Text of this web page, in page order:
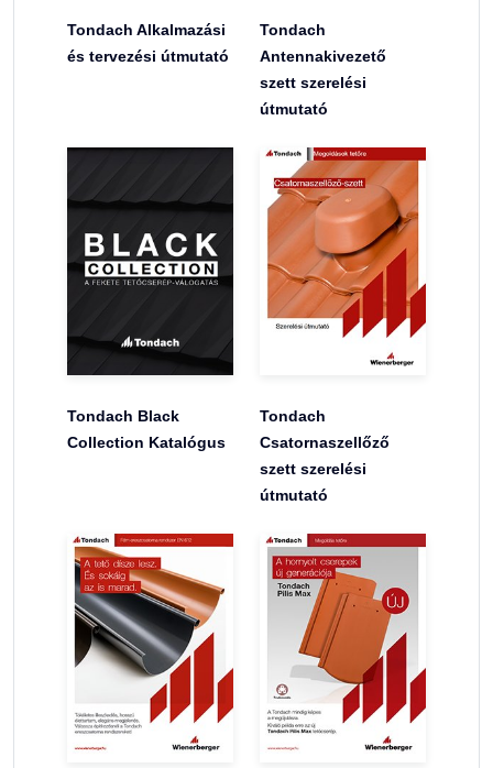
Tondach Alkalmazási
és tervezési útmutató
Tondach
Antennakivezető
szett szerelési
útmutató
Tondach Black
Collection Katalógus
Tondach
Csatornaszellőző
szett szerelési
útmutató